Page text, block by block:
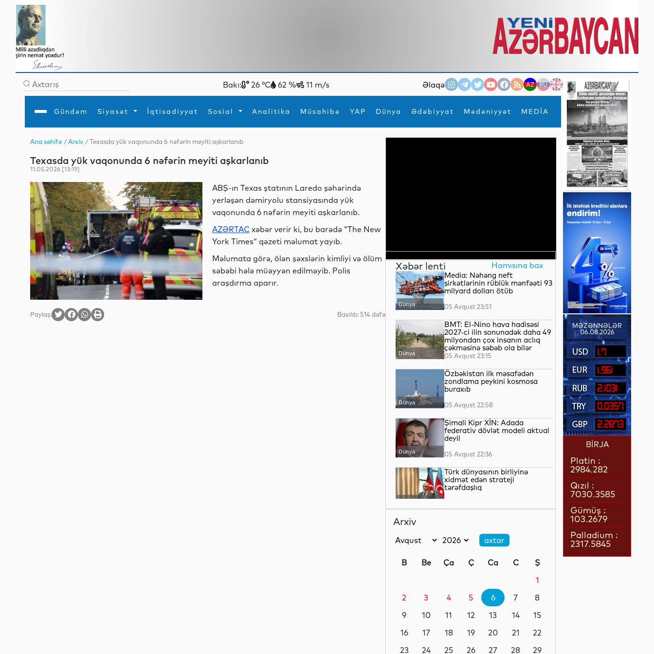
Bakı: 26 °C 62 % 11 m/s Əlaqə AZ RU EN
Gündəm Siyasət İqtisadiyyat Sosial Analitika Müsahibə YAP Dünya Ədəbiyyat Mədəniyyət MEDİA
×
Gündəm
İqtisadiyyat
Analitika
Mədəniyyət
Müsahibə
MEDİA
Xarici siyasətTurizm
Hadisə
Diaspor
İdmanYeni texnologiyalar
Ana səhifə /Arxiv / Texasda yük vaqonunda 6 nəfərin meyiti aşkarlanıb
Texasda yük vaqonunda 6 nəfərin meyiti aşkarlanıb
11.05.2026 [13:19]
ABŞ-ın Texas ştatının Laredo şəhərində
yerləşən dəmiryolu stansiyasında yük
vaqonunda 6 nəfərin meyiti aşkarlanıb.
AZƏRTAC xəbər verir ki, bu barədə “The New
York Times“ qəzeti məlumat yayıb.
Məlumata görə, ölən şəxslərin kimliyi və ölüm
səbəbi hələ müəyyən edilməyib. Polis
araşdırma aparır.
Paylaş: Baxılıb: 514 dəfə
Xəbər lenti Hamısına bax
Dünya
Media: Nəhəng neft
şirkətlərinin rüblük mənfəəti 93
milyard dolları ötüb
05 Avqust 23:51
Dünya
BMT: El-Nino hava hadisəsi
2027-ci ilin sonunadək daha 49
milyondan çox insanın aclıq
çəkməsinə səbəb ola bilər
05 Avqust 23:15
Dünya
Özbəkistan ilk məsafədən
zondlama peykini kosmosa
buraxıb
05 Avqust 22:58
Dünya
Şimali Kipr XİN: Adada
federativ dövlət modeli aktual
deyil
05 Avqust 22:36
YAP xəbərləri
Türk dünyasının birliyinə
xidmət edən strateji
tərəfdaşlıq
Dünya
təkzib edib
05 Avqust 21:57
İqtisadiyyat
Qızılın qiyməti 4200 dolları
05 Avqust 21:37
Arxiv
B Be Ça Ç Ca C
Ş
1
2
3 4 5 6 7
8
9
10 11 12 13 14
15
16
17 18 19 20 21
22
23
24 25 26 27 28
29
MƏZƏNNƏLƏR
06.08.2026
1.7
1.961
2.1031
0.0357
2.2873
BİRJA
Platin :
2984.282
Qızıl :
7030.3585
Gümüş :
103.2679
Palladium :
2317.5845